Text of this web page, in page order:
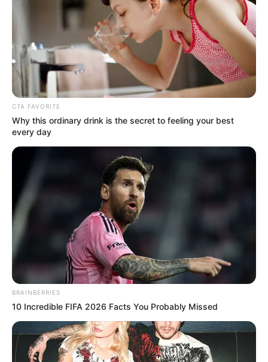
hanem a mindennapi élet apró részleteiben
találkoznak vele.
CTA FAVORITE
Why this ordinary drink is the secret to feeling your best
every day
BRAINBERRIES
10 Incredible FIFA 2026 Facts You Probably Missed